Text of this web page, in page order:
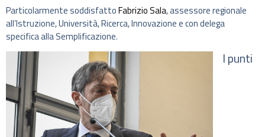
Particolarmente soddisfattoFabrizio Sala, assessore regionale
all’Istruzione, Università, Ricerca, Innovazione e con delega
specifica alla Semplificazione.
I punti